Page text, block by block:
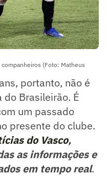
(Foto: Matheus
portanto, não é
Brasileirão. É
um passado
presente do clube.
do Vasco,
as informações e
em tempo real.